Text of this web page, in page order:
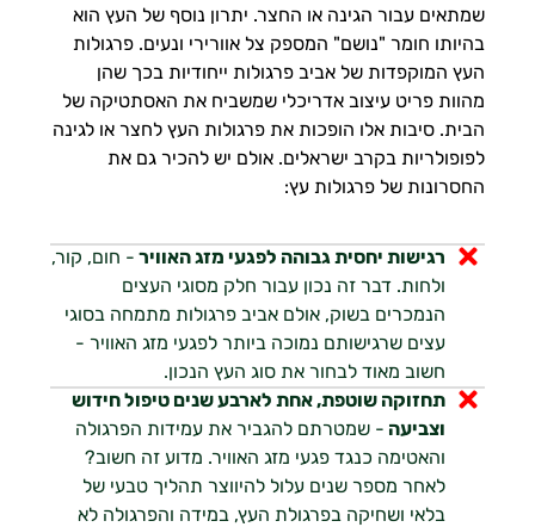
שמתאים עבור הגינה או החצר. יתרון נוסף של העץ הוא
בהיותו חומר "נושם" המספק צל אוורירי ונעים. פרגולות
העץ המוקפדות של אביב פרגולות ייחודיות בכך שהן
מהוות פריט עיצוב אדריכלי שמשביח את האסתטיקה של
הבית. סיבות אלו הופכות את פרגולות העץ לחצר או לגינה
לפופולריות בקרב ישראלים. אולם יש להכיר גם את
החסרונות של פרגולות עץ:
רגישות יחסית גבוהה לפגעי מזג האוויר - חום, קור,
ולחות. דבר זה נכון עבור חלק מסוגי העצים
הנמכרים בשוק, אולם אביב פרגולות מתמחה בסוגי
עצים שרגישותם נמוכה ביותר לפגעי מזג האוויר -
חשוב מאוד לבחור את סוג העץ הנכון.
תחזוקה שוטפת, אחת לארבע שנים טיפול חידוש
וצביעה - שמטרתם להגביר את עמידות הפרגולה
והאטימה כנגד פגעי מזג האוויר. מדוע זה חשוב?
לאחר מספר שנים עלול להיווצר תהליך טבעי של
בלאי ושחיקה בפרגולת העץ, במידה והפרגולה לא